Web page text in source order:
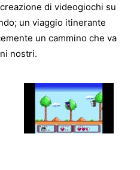
di videogiochi su
un viaggio itinerante
un cammino che va
nostri.